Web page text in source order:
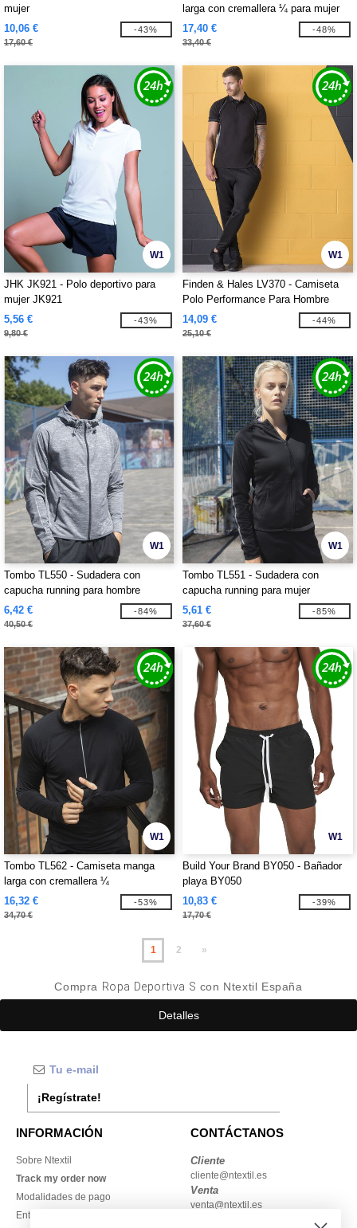
mujer
10,06 €
17,60 €
-43%
larga con cremallera ¼ para mujer
17,40 €
33,40 €
-48%
W1
JHK JK921 - Polo deportivo para
mujer JK921
5,56 €
9,80 €
-43%
W1
Finden & Hales LV370 - Camiseta
Polo Performance Para Hombre
14,09 €
25,10 €
-44%
W1
Tombo TL550 - Sudadera con
capucha running para hombre
6,42 €
40,50 €
-84%
W1
Tombo TL551 - Sudadera con
capucha running para mujer
5,61 €
37,60 €
-85%
W1
Tombo TL562 - Camiseta manga
larga con cremallera ¼
16,32 €
34,70 €
-53%
W1
Build Your Brand BY050 - Bañador
playa BY050
10,83 €
17,70 €
-39%
1 2 »
Compra Ropa Deportiva S con Ntextil España
Detalles
¡Regístrate!
INFORMACIÓN
Sobre Ntextil
Track my order now
Modalidades de pago
Entrega
CONTÁCTANOS
Cliente
cliente@ntextil.es
Venta
venta@ntextil.es